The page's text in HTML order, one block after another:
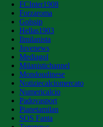
FCInter1908
Forzaroma
Golssip
Hellas1903
Ilmilanista
Juvenews
Mediagol
Milanistichannel
Mondoudinese
Notiziecalciomercato
Numericalcio
Padovasport
Pianetamilan
SOS Fanta